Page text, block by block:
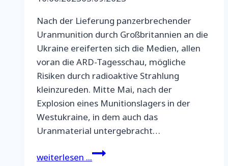
Nach der Lieferung panzerbrechender
Uranmunition durch Großbritannien an die
Ukraine ereiferten sich die Medien, allen
voran die ARD-Tagesschau, mögliche
Risiken durch radioaktive Strahlung
kleinzureden. Mitte Mai, nach der
Explosion eines Munitionslagers in der
Westukraine, in dem auch das
Uranmaterial untergebracht…
weiterlesen ...Ukraine-